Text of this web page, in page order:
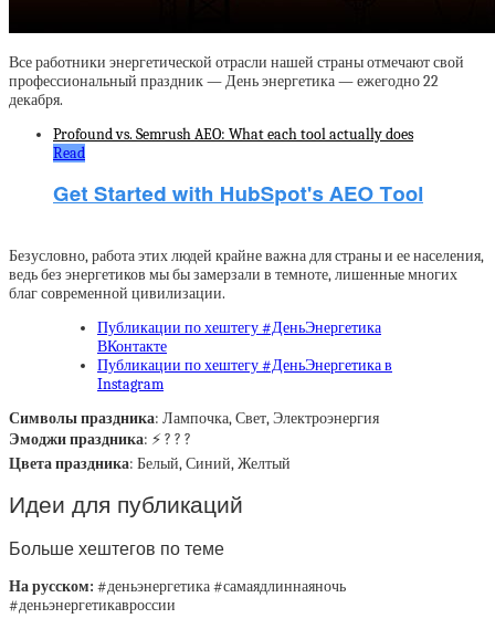
Все работники энергетической отрасли нашей страны отмечают свой
профессиональный праздник — День энергетика — ежегодно 22
декабря.
Profound vs. Semrush AEO: What each tool actually does
Read
Безусловно, работа этих людей крайне важна для страны и ее населения,
ведь без энергетиков мы бы замерзали в темноте, лишенные многих
благ современной цивилизации.
Публикации по хештегу #ДеньЭнергетика
ВКонтакте
Публикации по хештегу #ДеньЭнергетика в
Instagram
Символы праздника: Лампочка, Свет, Электроэнергия
Эмоджи праздника: ⚡️ ? ? ?
Цвета праздника: Белый, Синий, Желтый
Идеи для публикаций
Больше хештегов по теме
На русском: #деньэнергетика #самаядлиннаяночь
#деньэнергетикавроссии